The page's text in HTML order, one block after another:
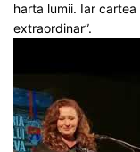
harta lumii. Iar cartea
extraordinar”.